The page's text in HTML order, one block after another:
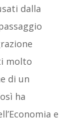
dalla
molto
di un
ha
e